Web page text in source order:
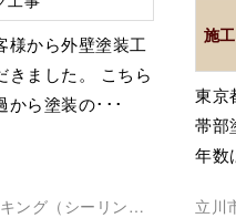
様から外壁塗装工
きました。 こちら
から塗装の･･･
施
東京
帯部
年数
ング（シーリン
立川